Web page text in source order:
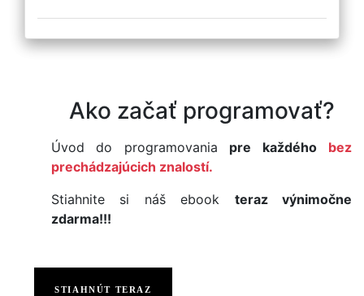
Ako začať programovať?
Úvod do programovania pre každého
bez
prechádzajúcich znalostí.
Stiahnite si náš ebook teraz výnimočne
zdarma!!!
STIAHNÚT TERAZ